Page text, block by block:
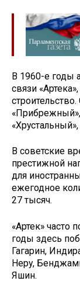
В 1960-е годы
связи
В советские
престижной
для
ежегодное
27 тысяч.
«Артек» часто
годы здесь
Гагарин,
Неру,
Яшин.